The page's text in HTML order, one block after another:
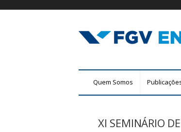
Quem Somos
XI SEMINÁRIO